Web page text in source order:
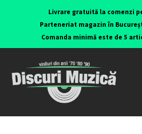
Livrare gratuită la comenzi
Parteneriat magazin în
Comanda minimă este de 5
Viniluri ediții originale anii 70-90